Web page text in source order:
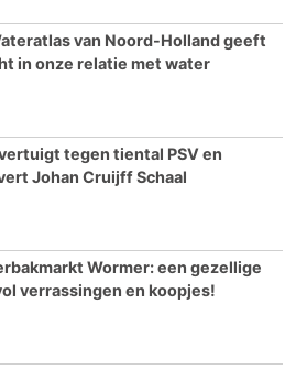
van Noord-Holland geeft
in onze relatie met water
tegen tiental PSV en
Johan Cruijff Schaal
Wormer: een gezellige
verrassingen en koopjes!